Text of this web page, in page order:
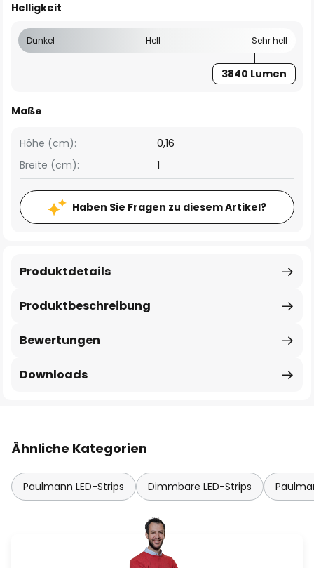
Helligkeit
Dunkel Hell Sehr hell
3840 Lumen
Maße
Breite (cm): 1
Höhe (cm): 0,16
Haben Sie Fragen zu diesem Artikel?
Produktbeschreibung
Produktdetails
Bewertungen
Downloads
Ähnliche Kategorien
Paulmann LED-Strips Dimmbare LED-Strips